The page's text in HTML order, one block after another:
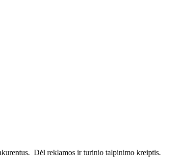
Dėl reklamos ir turinio talpinimo kreiptis.